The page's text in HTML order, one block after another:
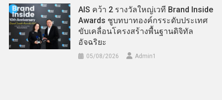
AIS คว้า 2 รางวัลใหญ่เวที Brand Inside
Awards ชูบทบาทองค์กรระดับประเทศ
ขับเคลื่อนโครงสร้างพื้นฐานดิจิทัล
อัจฉริยะ
05/08/2026 Admin​1